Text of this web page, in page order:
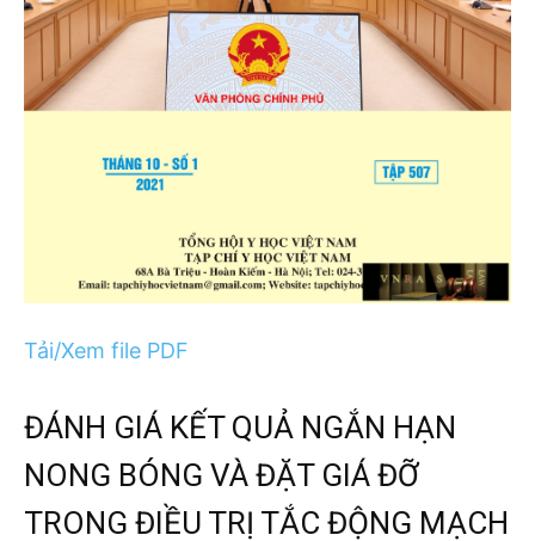
Tải/Xem file PDF
ĐÁNH GIÁ KẾT QUẢ NGẮN HẠN
NONG BÓNG VÀ ĐẶT GIÁ ĐỠ
TRONG ĐIỀU TRỊ TẮC ĐỘNG MẠCH